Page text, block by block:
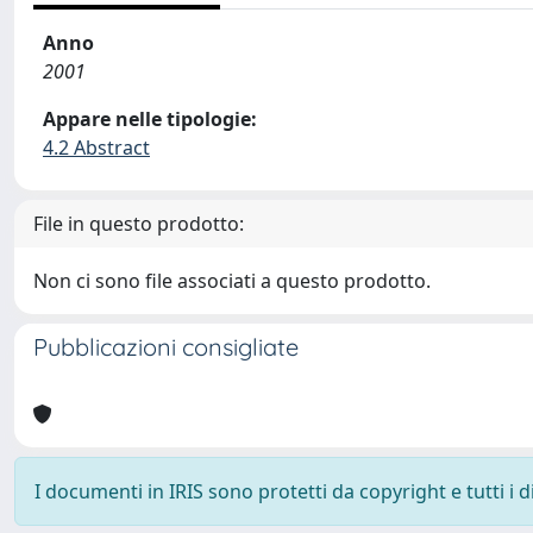
Anno
2001
Appare nelle tipologie:
4.2 Abstract
File in questo prodotto:
Non ci sono file associati a questo prodotto.
Pubblicazioni consigliate
I documenti in IRIS sono protetti da copyright e tutti i